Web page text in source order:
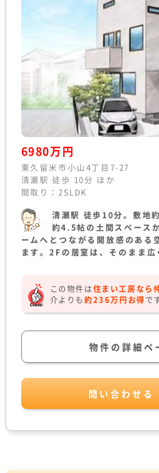
6980万円
東久留米市小山4丁目7-27
清瀬駅 徒歩 10分 ほか
間取り：2SLDK
清瀬駅 徒歩10分。敷地
約4.5帖の土間スペース
ームへとつながる開放感のある
ます。2Fの居室は、そのまま
この物件は住まい工房なら
介よりも約236万円お得で
物件の詳細ペ
問い合わせる